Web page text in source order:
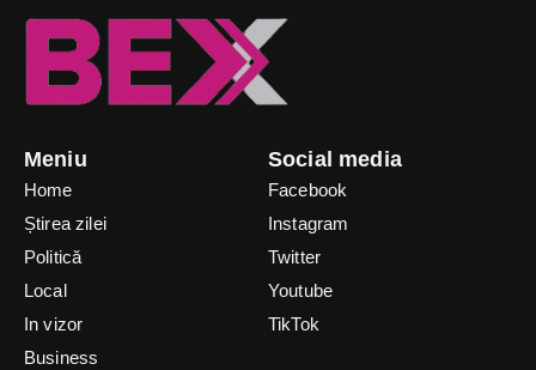
Meniu
Home
Știrea zilei
Politică
Local
In vizor
Business
Social media
Facebook
Instagram
Twitter
Youtube
TikTok